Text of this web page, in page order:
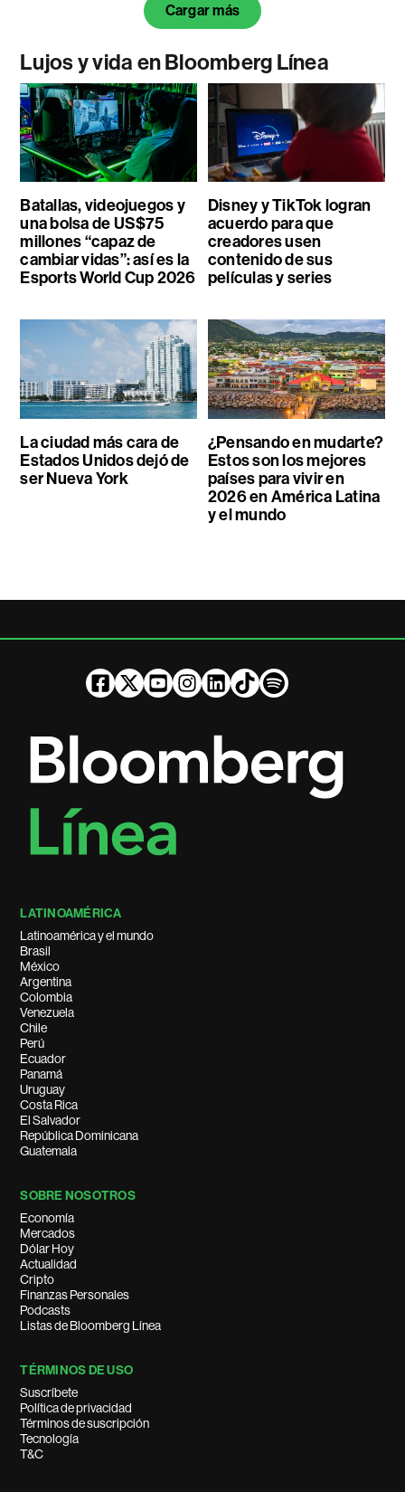
Cargar más
Lujos y vida en Bloomberg Línea
Batallas, videojuegos y
una bolsa de US$75
millones “capaz de
cambiar vidas”: así es la
Esports World Cup 2026
Disney y TikTok logran
acuerdo para que
creadores usen
contenido de sus
películas y series
La ciudad más cara de
Estados Unidos dejó de
ser Nueva York
¿Pensando en mudarte?
Estos son los mejores
países para vivir en
2026 en América Latina
y el mundo
LATINOAMÉRICA
Latinoamérica y el mundo
Brasil
México
Argentina
Colombia
Venezuela
Chile
Perú
Ecuador
Panamá
Uruguay
Costa Rica
El Salvador
República Dominicana
Guatemala
SOBRE NOSOTROS
Economía
Mercados
Dólar Hoy
Actualidad
Cripto
Finanzas Personales
Podcasts
Listas de Bloomberg Línea
TÉRMINOS DE USO
Suscríbete
Política de privacidad
Términos de suscripción
Tecnología
T&C